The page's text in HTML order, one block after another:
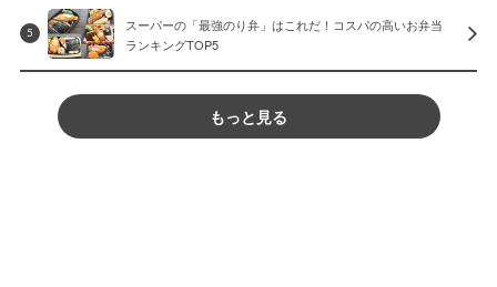
5
スーパーの「最強のり弁」はこれだ！コスパの高いお弁当
ランキングTOP5
もっと見る